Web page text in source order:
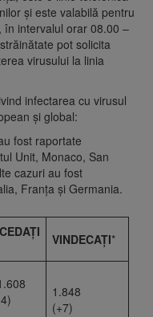
și este valabilă pentru
în intervalul orar 08.00 –
pot solicita
virusului la linia
infectarea cu virusul
și global:
fost raportate
Unit, Monaco, San
cazuri au fost
Franţa și Germania.
VINDECAŢI*
1.848
(+7)